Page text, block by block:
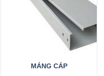
MÁNG CÁP